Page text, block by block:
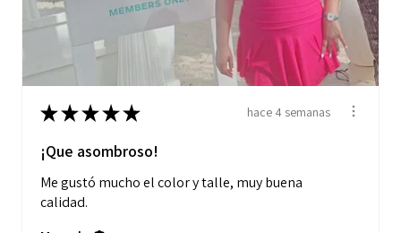
★★★★★ hace 4 semanas
¡Que asombroso!
Me gustó mucho el color y talle, muy buena
calidad.